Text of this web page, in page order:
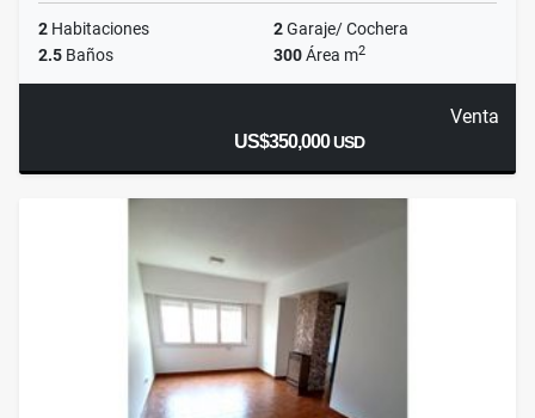
2 Habitaciones 2Garaje/ Cochera
2.5 Baños 300Área m2
Venta
US$350,000USD